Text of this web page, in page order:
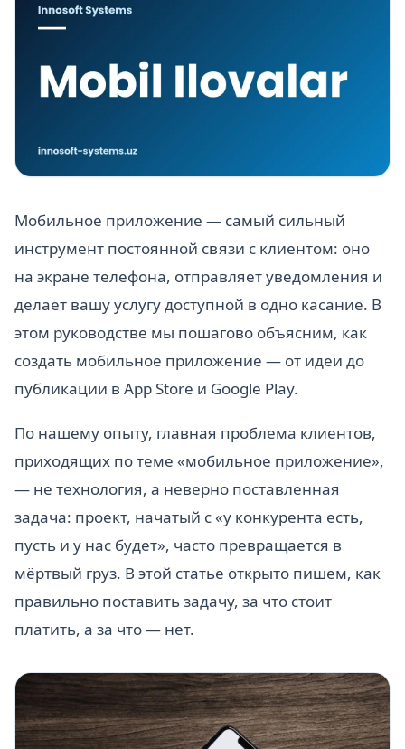
Мобильное приложение — самый сильный
инструмент постоянной связи с клиентом: оно
на экране телефона, отправляет уведомления и
делает вашу услугу доступной в одно касание. В
этом руководстве мы пошагово объясним, как
создать мобильное приложение — от идеи до
публикации в App Store и Google Play.
По нашему опыту, главная проблема клиентов,
приходящих по теме «мобильное приложение»,
— не технология, а неверно поставленная
задача: проект, начатый с «у конкурента есть,
пусть и у нас будет», часто превращается в
мёртвый груз. В этой статье открыто пишем, как
правильно поставить задачу, за что стоит
платить, а за что — нет.